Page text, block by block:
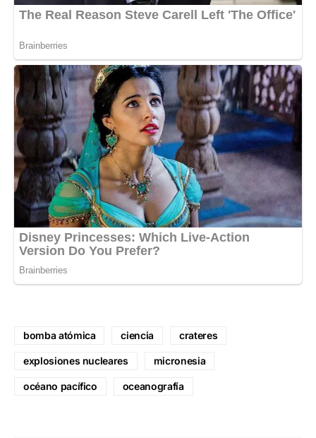
bomba atómica ciencia crateres
explosiones nucleares micronesia
océano pacífico oceanografía